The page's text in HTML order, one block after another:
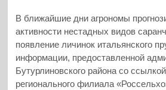
В ближайшие дни агрономы
активности нестадных видов
появление личинок итальянского
информации, предоставленной
Бутурлиновского района со
регионального филиала